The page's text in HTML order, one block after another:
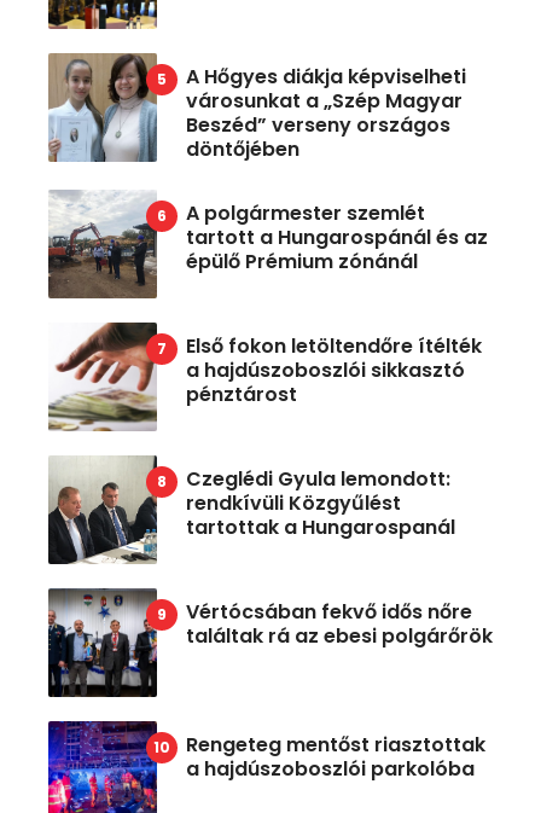
A Hőgyes diákja képviselheti
városunkat a „Szép Magyar
Beszéd” verseny országos
döntőjében
A polgármester szemlét
tartott a Hungarospánál és az
épülő Prémium zónánál
Első fokon letöltendőre ítélték
a hajdúszoboszlói sikkasztó
pénztárost
Czeglédi Gyula lemondott:
rendkívüli Közgyűlést
tartottak a Hungarospanál
Vértócsában fekvő idős nőre
találtak rá az ebesi polgárőrök
Rengeteg mentőst riasztottak
a hajdúszoboszlói parkolóba